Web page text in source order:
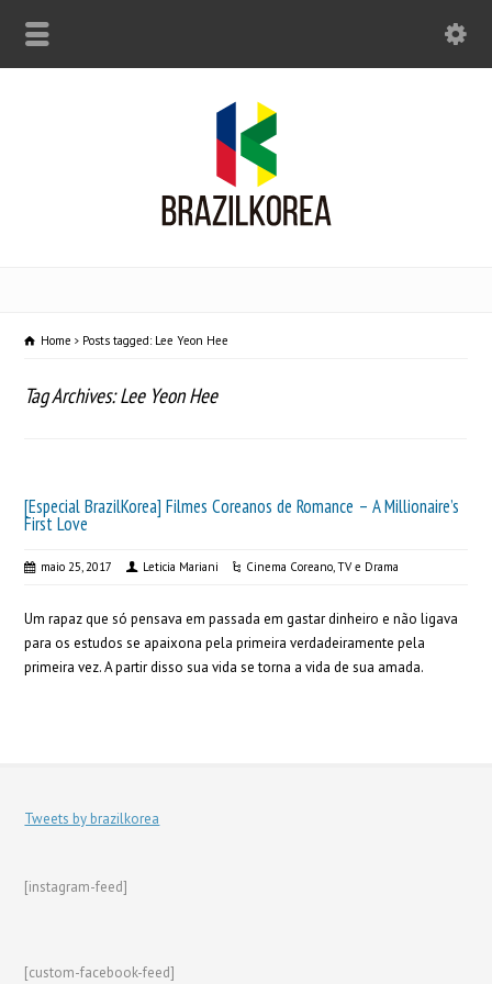
Home Posts tagged: Lee Yeon Hee
Tag Archives: Lee Yeon Hee
[Especial BrazilKorea] Filmes Coreanos de Romance – A Millionaire’s
First Love
maio 25, 2017 Leticia Mariani Cinema Coreano,TV e Drama
Um rapaz que só pensava em passada em gastar dinheiro e não ligava
para os estudos se apaixona pela primeira verdadeiramente pela
primeira vez. A partir disso sua vida se torna a vida de sua amada.
Tweets by brazilkorea
[instagram-feed]
[custom-facebook-feed]